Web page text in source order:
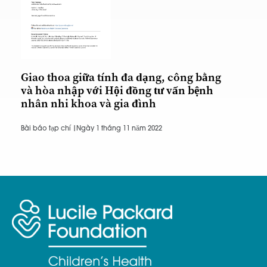
Giao thoa giữa tính đa dạng, công bằng
và hòa nhập với Hội đồng tư vấn bệnh
nhân nhi khoa và gia đình
Bài báo tạp chí | Ngày 1 tháng 11 năm 2022